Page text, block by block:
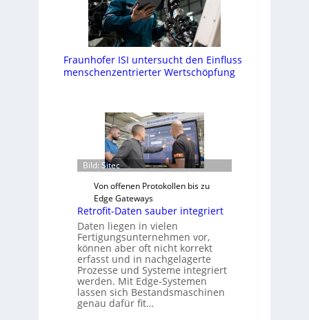
Fraunhofer ISI untersucht den Einfluss
menschenzentrierter Wertschöpfung
Bild: Sitec
Von offenen Protokollen bis zu
Edge Gateways
Retrofit-Daten sauber integriert
Daten liegen in vielen
Fertigungsunternehmen vor,
können aber oft nicht korrekt
erfasst und in nachgelagerte
Prozesse und Systeme integriert
werden. Mit Edge-Systemen
lassen sich Bestandsmaschinen
genau dafür fit…